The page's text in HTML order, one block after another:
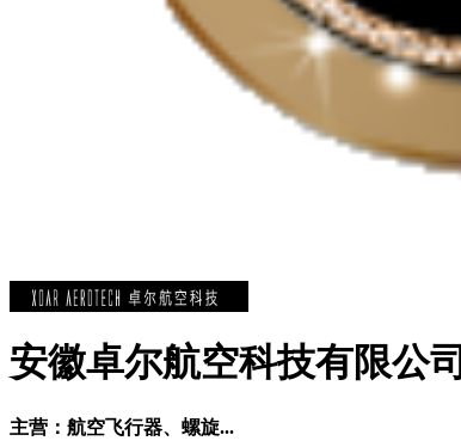
安徽卓尔航空科技有限公司
主营：航空飞行器、螺旋...